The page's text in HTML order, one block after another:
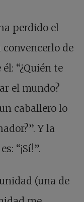
perdido el
de
“¿Quién te
el mundo?
caballero lo
Y la
“¡Sí!”.
(una de